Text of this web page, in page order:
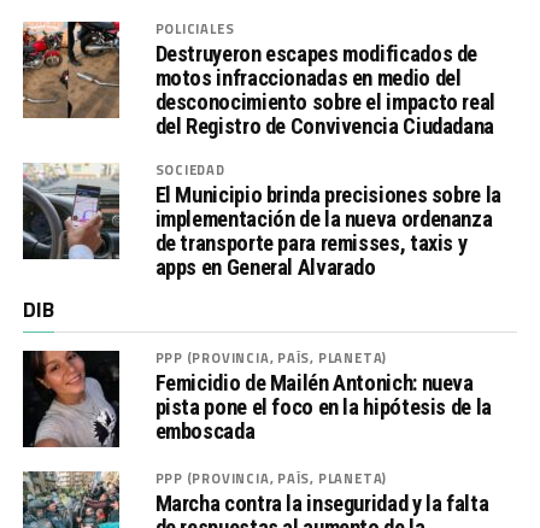
POLICIALES
Destruyeron escapes modificados de
motos infraccionadas en medio del
desconocimiento sobre el impacto real
del Registro de Convivencia Ciudadana
SOCIEDAD
El Municipio brinda precisiones sobre la
implementación de la nueva ordenanza
de transporte para remisses, taxis y
apps en General Alvarado
DIB
PPP (PROVINCIA, PAÍS, PLANETA)
Femicidio de Mailén Antonich: nueva
pista pone el foco en la hipótesis de la
emboscada
PPP (PROVINCIA, PAÍS, PLANETA)
Marcha contra la inseguridad y la falta